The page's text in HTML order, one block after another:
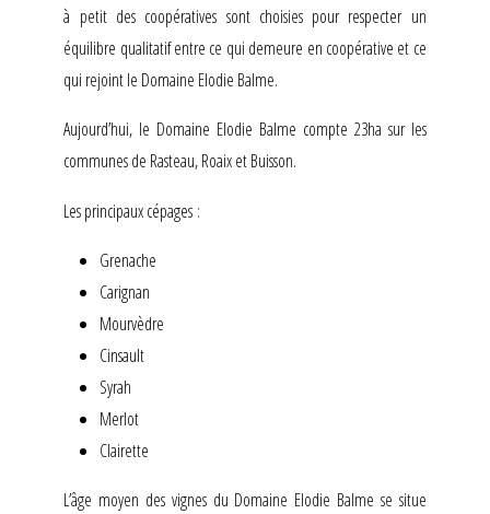
à petit des coopératives sont choisies pour respecter un
équilibre qualitatif entre ce qui demeure en coopérative et ce
qui rejoint le Domaine Elodie Balme.
Aujourd’hui, le Domaine Elodie Balme compte 23ha sur les
communes de Rasteau, Roaix et Buisson.
Les principaux cépages :
Grenache
Carignan
Mourvèdre
Cinsault
Syrah
Merlot
Clairette
L’âge moyen des vignes du Domaine Elodie Balme se situe